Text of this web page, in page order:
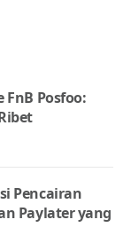
Posfoo:
Pencairan
Paylater yang